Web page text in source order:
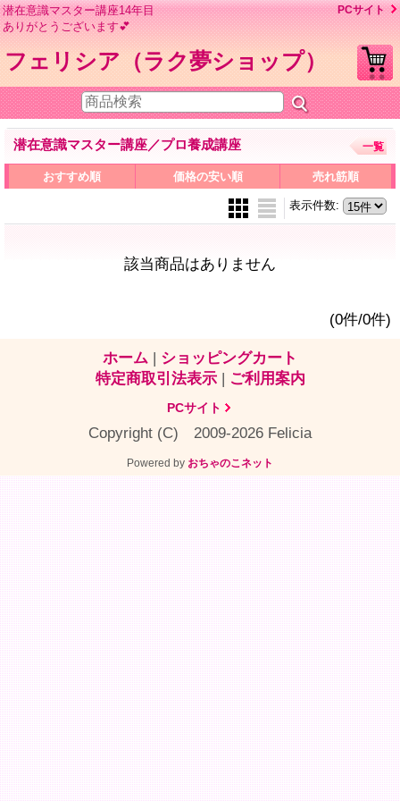
潜在意識マスター講座14年目
ありがとうございます💕
PCサイト
フェリシア（ラク夢ショップ）
潜在意識マスター講座／プロ養成講座 一覧
おすすめ順 価格の安い順 売れ筋順
表示件数:
該当商品はありません
(0件/0件)
ホーム | ショッピングカート
特定商取引法表示 | ご利用案内
PCサイト
Copyright (C) 2009-2026 Felicia
Powered by おちゃのこネット